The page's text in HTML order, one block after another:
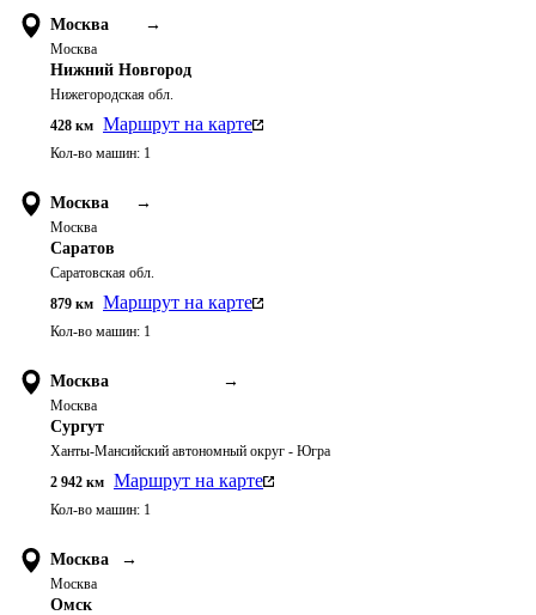
Москва →
Москва
Нижний Новгород
Нижегородская обл.
428 км Маршрут на карте
Кол-во машин: 1
Москва →
Москва
Саратов
Саратовская обл.
879 км Маршрут на карте
Кол-во машин: 1
Москва →
Москва
Сургут
Ханты-Мансийский автономный округ - Югра
2 942 км Маршрут на карте
Кол-во машин: 1
Москва →
Москва
Омск